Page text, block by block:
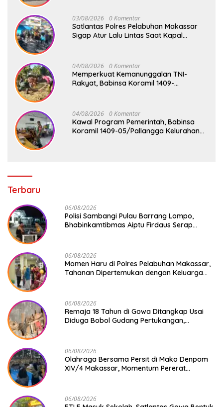
03/08/2026 0 Komentar
Satlantas Polres Pelabuhan Makassar
Sigap Atur Lalu Lintas Saat Kapal
04/08/2026 0 Komentar
Memperkuat Kemanunggalan TNI-
Rakyat, Babinsa Koramil 1409-
04/08/2026 0 Komentar
Kawal Program Pemerintah, Babinsa
Koramil 1409-05/Pallangga Kelurahan
Terbaru
06/08/2026
Polisi Sambangi Pulau Barrang Lompo,
Bhabinkamtibmas Aiptu Firdaus Serap
06/08/2026
Momen Haru di Polres Pelabuhan Makassar,
Tahanan Dipertemukan dengan Keluarga
06/08/2026
Remaja 18 Tahun di Gowa Ditangkap Usai
Diduga Bobol Gudang Pertukangan,
06/08/2026
Olahraga Bersama Persit di Mako Denpom
XIV/4 Makassar, Momentum Pererat
06/08/2026